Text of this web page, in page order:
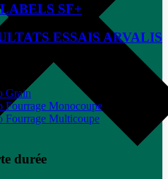
SF+
ESSAIS ARVALIS
Grain
Fourrage Monocoupe
Fourrage Multicoupe
durée